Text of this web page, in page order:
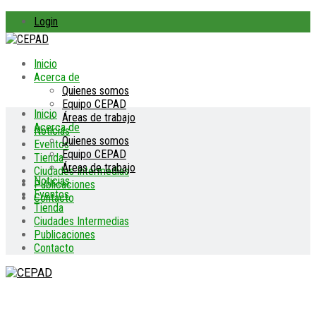
Login
Inicio
Acerca de
Quienes somos
Equipo CEPAD
Áreas de trabajo
Noticias
Eventos
Tienda
Ciudades Intermedias
Publicaciones
Contacto
Inicio
Acerca de
Quienes somos
Equipo CEPAD
Áreas de trabajo
Noticias
Eventos
Tienda
Ciudades Intermedias
Publicaciones
Contacto